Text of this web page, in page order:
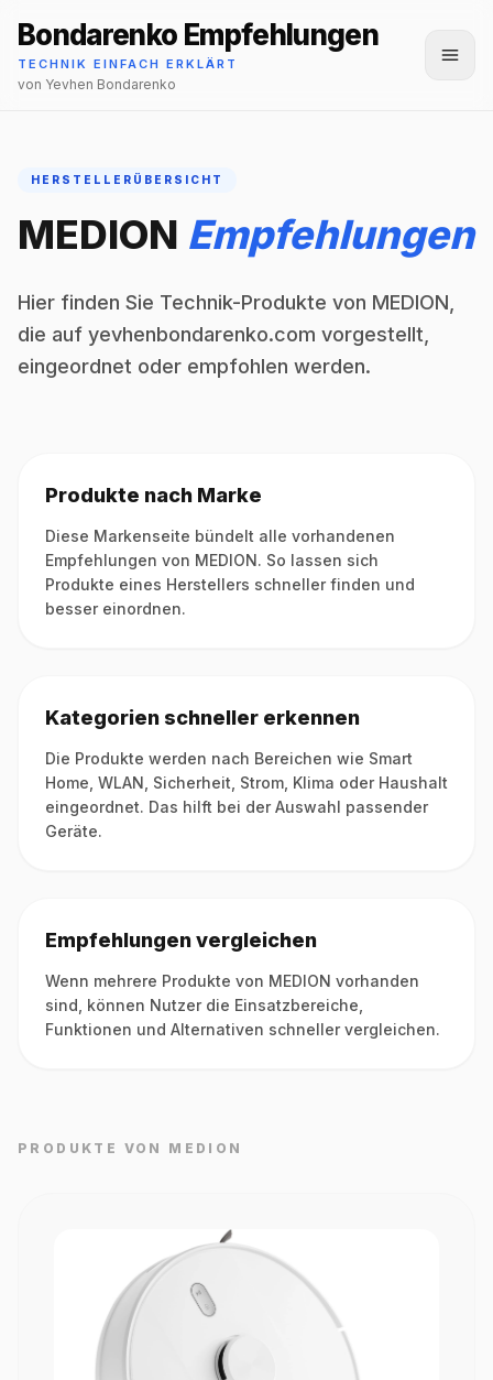
Bondarenko Empfehlungen
TECHNIK EINFACH ERKLÄRT
von Yevhen Bondarenko
HERSTELLERÜBERSICHT
MEDION Empfehlungen
Hier finden Sie Technik-Produkte von MEDION,
die auf yevhenbondarenko.com vorgestellt,
eingeordnet oder empfohlen werden.
Produkte nach Marke
Diese Markenseite bündelt alle vorhandenen
Empfehlungen von MEDION. So lassen sich
Produkte eines Herstellers schneller finden und
besser einordnen.
Kategorien schneller erkennen
Die Produkte werden nach Bereichen wie Smart
Home, WLAN, Sicherheit, Strom, Klima oder Haushalt
eingeordnet. Das hilft bei der Auswahl passender
Geräte.
Empfehlungen vergleichen
Wenn mehrere Produkte von MEDION vorhanden
sind, können Nutzer die Einsatzbereiche,
Funktionen und Alternativen schneller vergleichen.
PRODUKTE VON MEDION